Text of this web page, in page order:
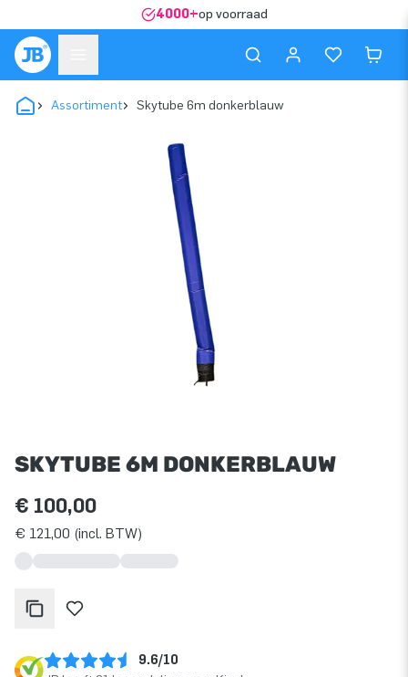
4000+op voorraad
Assortiment Skytube 6m donkerblauw
SKYTUBE 6M DONKERBLAUW
€ 100,00
€ 121,00 (incl. BTW)
9.6/10